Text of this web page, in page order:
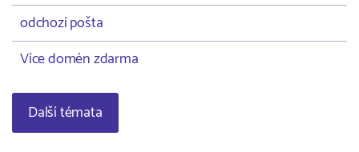
odchozí pošta
Více domén zdarma
Další témata